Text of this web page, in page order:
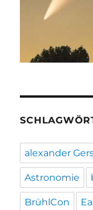
alexander
Astronomie
BrühlCon